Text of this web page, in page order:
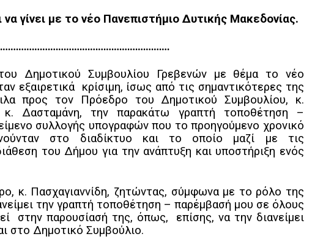
γίνει με το νέο Πανεπιστήμιο Δυτικής Μακεδονίας.
Δημοτικού Συμβουλίου Γρεβενών με θέμα το νέο
εξαιρετικά κρίσιμη, ίσως από τις σημαντικότερες της
προς τον Πρόεδρο του Δημοτικού Συμβουλίου, κ.
κ. Δασταμάνη, την παρακάτω γραπτή τοποθέτηση –
συλλογής υπογραφών που το προηγούμενο χρονικό
στο διαδίκτυο και το οποίο μαζί με τις
του Δήμου για την ανάπτυξη και υποστήριξη ενός
κ. Πασχαγιαννίδη, ζητώντας, σύμφωνα με το ρόλο της
την γραπτή τοποθέτηση – παρέμβασή μου σε όλους
στην παρουσίασή της, όπως, επίσης, να την διανείμει
στο Δημοτικό Συμβούλιο.